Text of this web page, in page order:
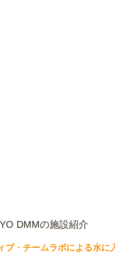
DMMの施設紹介
ブ・チームラボによる水に